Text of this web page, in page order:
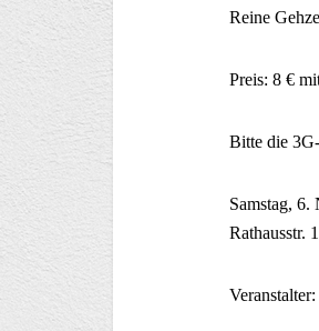
Reine
Preis: 8 €
Bitte die
Samstag,
Rathausstr.